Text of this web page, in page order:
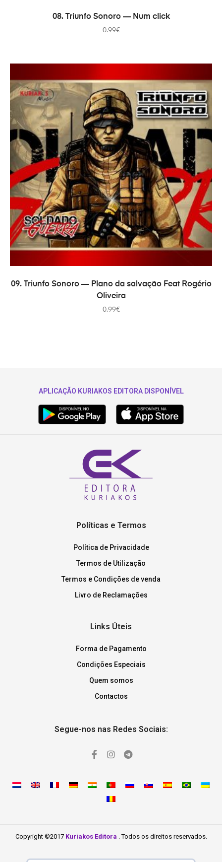
В КОРЗИНУ
08. Triunfo Sonoro — Num click
0.99€
В КОРЗИНУ
09. Triunfo Sonoro — Plano da salvação Feat Rogério
Oliveira
0.99€
APLICAÇÃO KURIAKOS EDITORA DISPONÍVEL
Políticas e Termos
Política de Privacidade
Termos de Utilização
Termos e Condições de venda
Livro de Reclamações
Links Úteis
Forma de Pagamento
Condições Especiais
Quem somos
Contactos
Segue-nos nas Redes Sociais:
Copyright ©2017 Kuriakos Editora . Todos os direitos reservados.